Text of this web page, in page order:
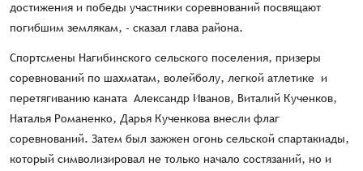
достижения и победы участники соревнований посвящают
погибшим землякам, - сказал глава района.
Спортсмены Нагибинского сельского поселения, призеры
соревнований по шахматам, волейболу, легкой атлетике и
перетягиванию каната Александр Иванов, Виталий Кученков,
Наталья Романенко, Дарья Кученкова внесли флаг
соревнований. Затем был зажжен огонь сельской спартакиады,
который символизировал не только начало состязаний, но и